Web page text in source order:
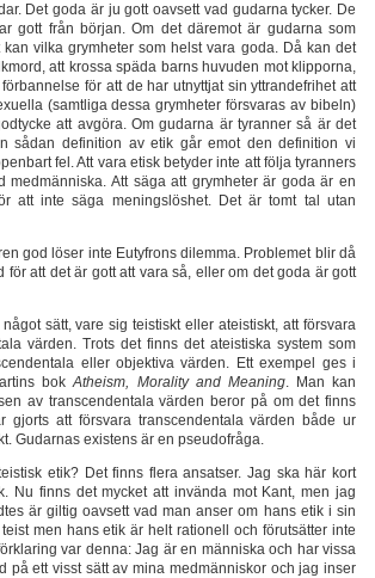
Det goda är ju gott oavsett vad gudarna tycker. De
gott från början. Om det däremot är gudarna som
vilka grymheter som helst vara goda. Då kan det
att krossa späda barns huvuden mot klipporna,
för att de har utnyttjat sin yttrandefrihet att
(samtliga dessa grymheter försvaras av bibeln)
att avgöra. Om gudarna är tyranner så är det
sådan definition av etik går emot den definition vi
fel. Att vara etisk betyder inte att följa tyranners
medmänniska. Att säga att grymheter är goda är en
att inte säga meningslöshet. Det är tomt tal utan
god löser inte Eutyfrons dilemma. Problemet blir då
för att det är gott att vara så, eller om det goda är gott
sätt, vare sig teistiskt eller ateistiskt, att försvara
värden. Trots det finns det ateistiska system som
eller objektiva värden. Ett exempel ges i
bokAtheism, Morality and Meaning. Man kan
av transcendentala värden beror på om det finns
gjorts att försvara transcendentala värden både ur
Gudarnas existens är en pseudofråga.
etik? Det finns flera ansatser. Jag ska här kort
Nu finns det mycket att invända mot Kant, men jag
är giltig oavsett vad man anser om hans etik i sin
men hans etik är helt rationell och förutsätter inte
var denna: Jag är en människa och har vissa
på ett visst sätt av mina medmänniskor och jag inser